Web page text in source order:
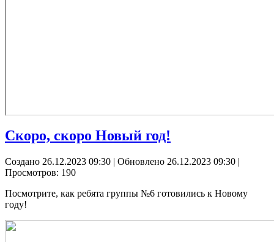
Скоро, скоро Новый год!
Создано 26.12.2023 09:30 | Обновлено 26.12.2023 09:30 |
Просмотров: 190
Посмотрите, как ребята группы №6 готовились к Новому
году!